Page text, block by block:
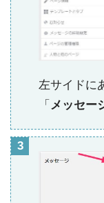
左サイドに
「 メッセー